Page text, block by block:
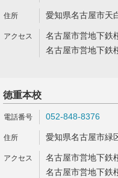
愛知県名古屋市天
名古屋市営地下鉄
名古屋市営地下鉄
徳重本校
052-848-8376
愛知県名古屋市緑
名古屋市営地下鉄
名古屋市営地下鉄